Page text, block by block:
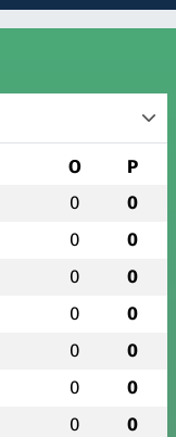
O P
0 0
0 0
0 0
0 0
0 0
0 0
0 0